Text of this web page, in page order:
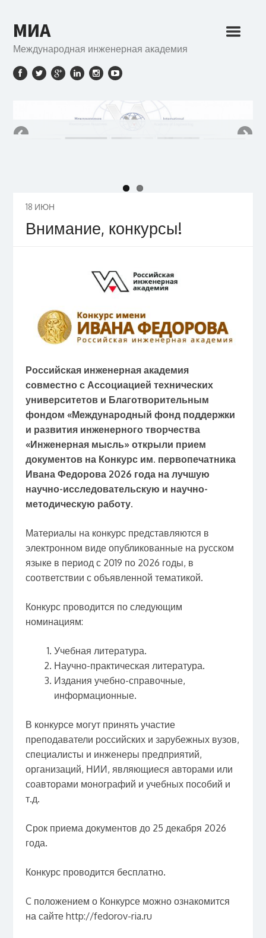
МИА
Международная инженерная академия
18 ИЮН
Внимание, конкурсы!
Российская инженерная академия
совместно с Ассоциацией технических
университетов и Благотворительным
фондом «Международный фонд поддержки
и развития инженерного творчества
«Инженерная мысль» открыли прием
документов на Конкурс им. первопечатника
Ивана Федорова 2026 года на лучшую
научно-исследовательскую и научно-
методическую работу.
Материалы на конкурс представляются в
электронном виде опубликованные на русском
языке в период с 2019 по 2026 годы, в
соответствии с объявленной тематикой.
Конкурс проводится по следующим
номинациям:
Учебная литература.
Научно-практическая литература.
Издания учебно-справочные,
информационные.
В конкурсе могут принять участие
преподаватели российских и зарубежных вузов,
специалисты и инженеры предприятий,
организаций, НИИ, являющиеся авторами или
соавторами монографий и учебных пособий и
т.д.
Срок приема документов до 25 декабря 2026
года.
Конкурс проводится бесплатно.
C положением о Конкурсе можно ознакомится
на сайте http://fedorov-ria.ru